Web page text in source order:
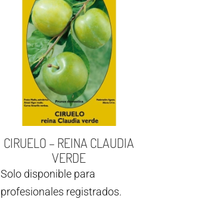
CIRUELO – REINA CLAUDIA
VERDE
Solo disponible para
profesionales registrados.